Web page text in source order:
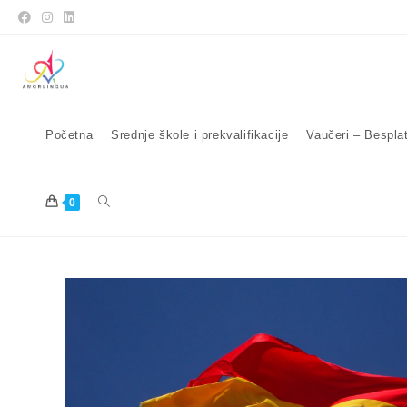
Početna Srednje škole i prekvalifikacije Vaučeri –
0